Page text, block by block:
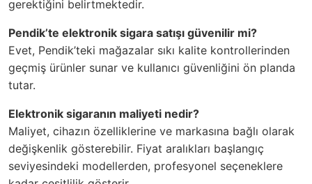
gerektiğini belirtmektedir.
Pendik’te elektronik sigara satışı güvenilir mi?
Evet, Pendik’teki mağazalar sıkı kalite kontrollerinden
geçmiş ürünler sunar ve kullanıcı güvenliğini ön planda
tutar.
Elektronik sigaranın maliyeti nedir?
Maliyet, cihazın özelliklerine ve markasına bağlı olarak
değişkenlik gösterebilir. Fiyat aralıkları başlangıç
seviyesindeki modellerden, profesyonel seçeneklere